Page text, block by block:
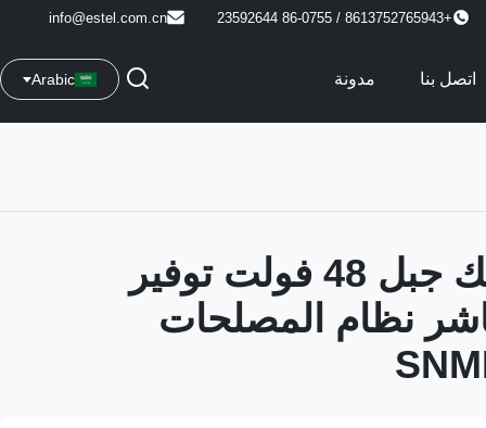
+8613752765943 / 86-0755 23592644
info@estel.com.cn
اتصل بنا مدونة Arabic
19 بوصة ريك جبل 48 فولت توفير
نظام المصلحات